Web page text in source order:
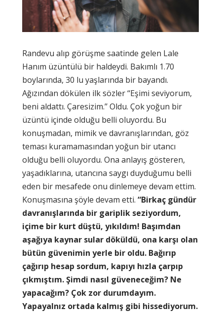
Randevu alıp görüşme saatinde gelen Lale
Hanım üzüntülü bir haldeydi. Bakımlı 1.70
boylarında, 30 lu yaşlarında bir bayandı.
Ağızından dökülen ilk sözler ‘‘Eşimi seviyorum,
beni aldattı. Çaresizim.’’ Oldu. Çok yoğun bir
üzüntü içinde olduğu belli oluyordu. Bu
konuşmadan, mimik ve davranışlarından, göz
teması kuramamasından yoğun bir utancı
olduğu belli oluyordu. Ona anlayış gösteren,
yaşadıklarına, utancına saygı duyduğumu belli
eden bir mesafede onu dinlemeye devam ettim.
Konuşmasına şöyle devam etti. “Birkaç gündür
davranışlarında bir gariplik seziyordum,
içime bir kurt düştü, yıkıldım! Başımdan
aşağıya kaynar sular döküldü, ona karşı olan
bütün güvenimin yerle bir oldu. Bağırıp
çağırıp hesap sordum, kapıyı hızla çarpıp
çıkmıştım. Şimdi nasıl güveneceğim? Ne
yapacağım? Çok zor durumdayım.
Yapayalnız ortada kalmış gibi hissediyorum.